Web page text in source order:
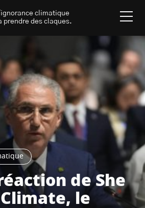
de She
le
climatique
prendre des claques.
& cie
clés les plus
sur Deklic
deklic kids